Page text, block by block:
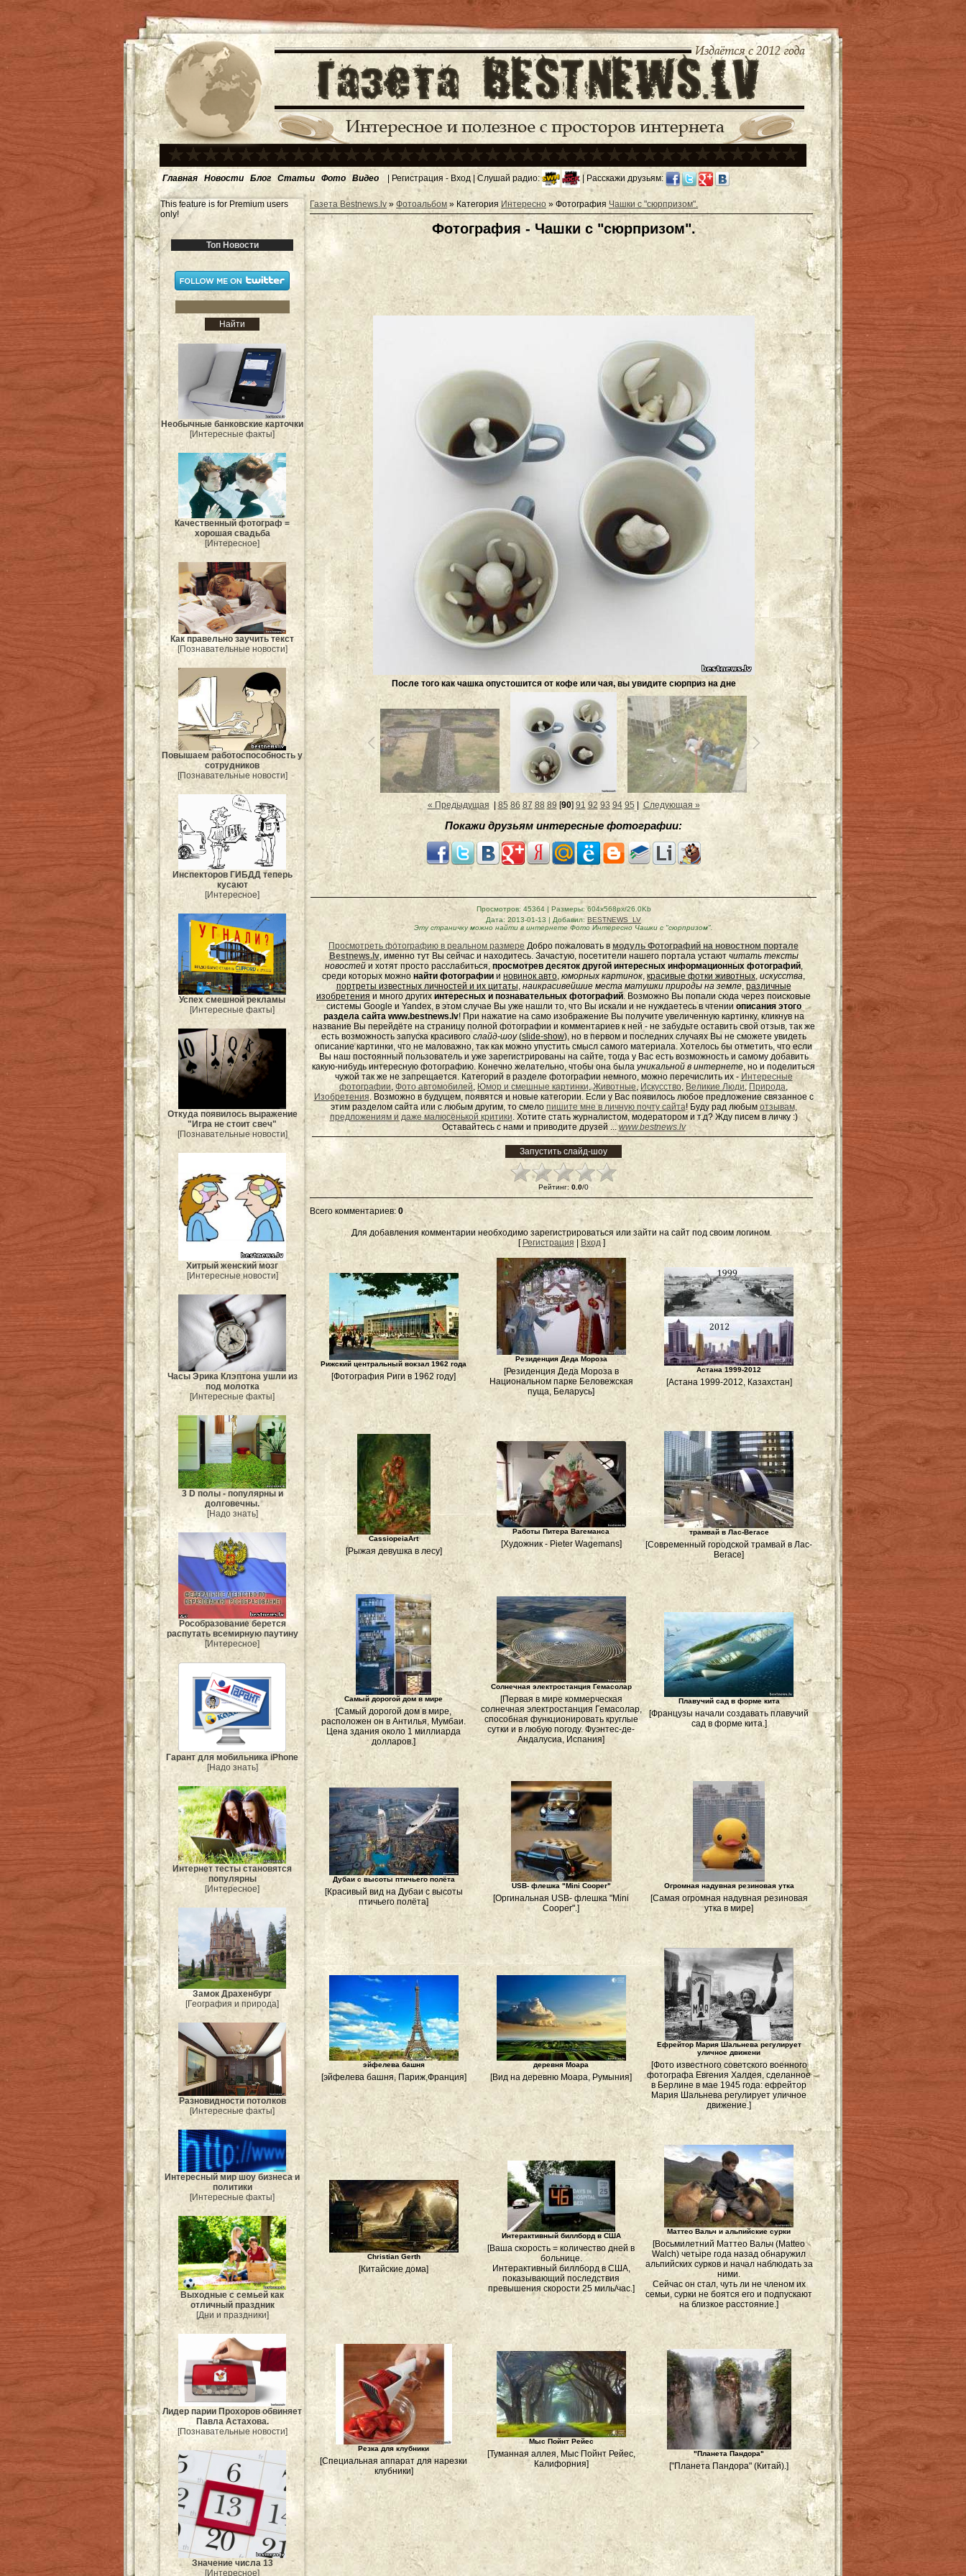
Главная Новости Блог Статьи Фото Видео | Регистрация - Вход | Слушай радио: | Расскажи друзьям:
This feature is for Premium users
only!
Топ Новости
Необычные банковские карточки
[Интересные факты]
Качественный фотограф =
хорошая свадьба
[Интересное]
Как правельно заучить текст
[Познавательные новости]
Повышаем работоспособность у
сотрудников
[Познавательные новости]
Инспекторов ГИБДД теперь
кусают
[Интересное]
Успех смешной рекламы
[Интересные факты]
Откуда появилось выражение
"Игра не стоит свеч"
[Познавательные новости]
Хитрый женский мозг
[Интересные новости]
Часы Эрика Клэптона ушли из
под молотка
[Интересные факты]
3 D полы - популярны и
долговечны.
[Надо знать]
Рособразование берется
распутать всемирную паутину
[Интересное]
Гарант для мобильника iPhone
[Надо знать]
Интернет тесты становятся
популярны
[Интересное]
Замок Драхенбург
[География и природа]
Разновидности потолков
[Интересные факты]
Интересный мир шоу бизнеса и
политики
[Интересные факты]
Выходные с семьей как
отличный праздник
[Дни и праздники]
Лидер парии Прохоров обвиняет
Павла Астахова.
[Познавательные новости]
Значение числа 13
[Интересное]
Газета Bestnews.lv» Фотоальбом » Категория Интересно » Фотография Чашки с "сюрпризом".
Фотография - Чашки с "сюрпризом".
После того как чашка опустошится от кофе или чая, вы увидите сюрприз на дне
« Предыдущая |85 86 87 88 89 [90] 91 92 93 94 95| Следующая »
Покажи друзьям интересные фотографии:
Просмотров: 45364 | Размеры: 604x568px/26.0Kb
Дата: 2013-01-13 | Добавил: BESTNEWS_LV
Эту страничку можно найти в интернете Фото Интересно Чашки с "сюрпризом".
Просмотреть фотографию в реальном размере Добро пожаловать в модуль Фотографий на новостном портале
Bestnews.lv, именно тут Вы сейчас и находитесь. Зачастую, посетители нашего портала устают читать тексты
новостейи хотят просто расслабиться, просмотрев десяток другой интересных информационных фотографий,
среди которых можно найти фотографии и новинок авто,юморныхкартинок, красивые фотки животных, искусства,
портреты известных личностей и их цитаты, наикрасивейшие места матушки природы на земле, различные
изобретения и много другихинтересных и познавательных фотографий. Возможно Вы попали сюда через поисковые
системы Google и Yandex, в этом случае Вы уже нашли то, что Вы искали и не нуждаетесь в чтении описания этого
раздела сайта www.bestnews.lv! При нажатие на само изображение Вы получите увеличенную картинку, кликнув на
название Вы перейдёте на страницу полной фотографии и комментариев к ней - не забудьте оставить свой отзыв, так же
есть возможность запуска красивого слайд-шоу(slide-show), но в первом и последних случаях Вы не сможете увидеть
описание картинки, что не маловажно, так как можно упустить смысл самого материала. Хотелось бы отметить, что если
Вы наш постоянный пользователь и уже зарегистрированы на сайте, тогда у Вас есть возможность и самому добавить
какую-нибудь интересную фотографию. Конечно желательно, чтобы она была уникальной в интернете, но и поделиться
чужой так же не запрещается. Категорий в разделе фотографии немного, можно перечислить их - Интересные
фотографии, Фото автомобилей, Юмор и смешные картинки,Животные, Искусство, Великие Люди, Природа,
Изобретения. Возможно в будущем, появятся и новые категории. Если у Вас появилось любое предложение связанное с
этим разделом сайта или с любым другим, то смело пишите мне в личную почту сайта! Буду рад любым отзывам,
предложениям и даже малюсенькой критики. Хотите стать журналистом, модератором и т.д? Жду писем вличку:)
Оставайтесь с нами и приводите друзей ...www.bestnews.lv
Рейтинг: 0.0/0
Всего комментариев: 0
Для добавления комментарии необходимо зарегистрироваться или зайти на сайт под своим логином.
[ Регистрация Вход]
Рижский центральный вокзал 1962 года
[Фотография Риги в 1962 году]
Резиденция Деда Мороза
[Резиденция Деда Мороза в
Национальном парке Беловежская
пуща, Беларусь]
Астана 1999-2012
[Астана 1999-2012, Казахстан]
CassiopeiaArt
[Рыжая девушка в лесу]
Работы Питера Вагеманса
[Художник - Pieter Wagemans]
трамвай в Лас-Вегасе
[Современный городской трамвай в Лас-
Вегасе]
Самый дорогой дом в мире
[Самый дорогой дом в мире,
расположен он в Антилья, Мумбаи.
Цена здания около 1 миллиарда
долларов.]
Солнечная электростанция Гемасолар
[Первая в мире коммерческая
солнечная электростанция Гемасолар,
способная функционировать круглые
сутки и в любую погоду. Фуэнтес-де-
Андалусиа, Испания]
Плавучий сад в форме кита
[Французы начали создавать плавучий
сад в форме кита.]
Дубаи с высоты птичьего полёта
[Красивый вид на Дубаи с высоты
птичьего полёта]
USB- флешка "Mini Cooper"
[Оргинальная USB- флешка "Mini
Cooper".]
Огромная надувная резиновая утка
[Самая огромная надувная резиновая
утка в мире]
эйфелева башня
[эйфелева башня, Париж,Франция]
деревня Моара
[Вид на деревню Моара, Румыния]
Ефрейтор Мария Шальнева регулирует
уличное движени
[Фото известного советского военного
фотографа Евгения Халдея, сделанное
в Берлине в мае 1945 года: ефрейтор
Мария Шальнева регулирует уличное
движение.]
Christian Gerth
[Китайские дома]
Интерактивный биллборд в США
[Ваша скорость = количество дней в
больнице.
Интерактивный биллборд в США,
показывающий последствия
превышения скорости 25 миль/час.]
Маттео Вальч и альпийские сурки
[Восьмилетний Маттео Вальч (Matteo
Walch) четыре года назад обнаружил
альпийских сурков и начал наблюдать за
ними.
Сейчас он стал, чуть ли не членом их
семьи, сурки не боятся его и подпускают
на близкое расстояние.]
Резка для клубники
[Специальная аппарат для нарезки
клубники]
Мыс Пойнт Рейес
[Туманная аллея, Мыс Пойнт Рейес,
Калифорния]
"Планета Пандора"
["Планета Пандора" (Китай).]